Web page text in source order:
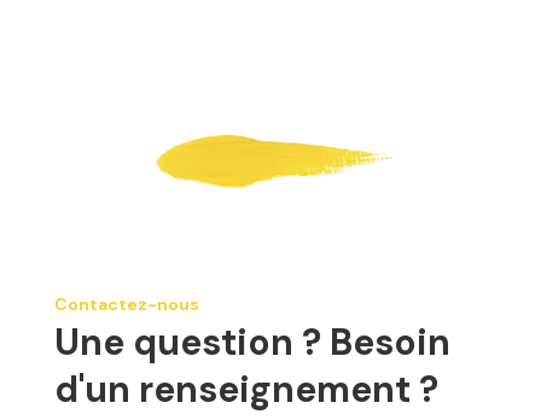
Contactez-nous
Une question ? Besoin
d'un renseignement ?